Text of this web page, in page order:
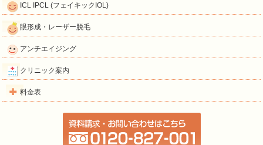
ICL IPCL (フェイキックIOL)
眼形成・レーザー脱毛
アンチエイジング
クリニック案内
料金表